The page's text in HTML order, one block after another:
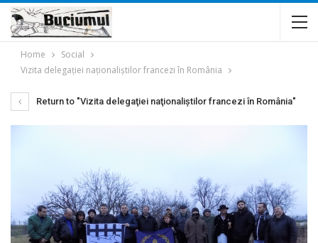
Home
Social
Vizita delegaţiei naţionaliştilor francezi în România
Return to "Vizita delegaţiei naţionaliştilor francezi în România"